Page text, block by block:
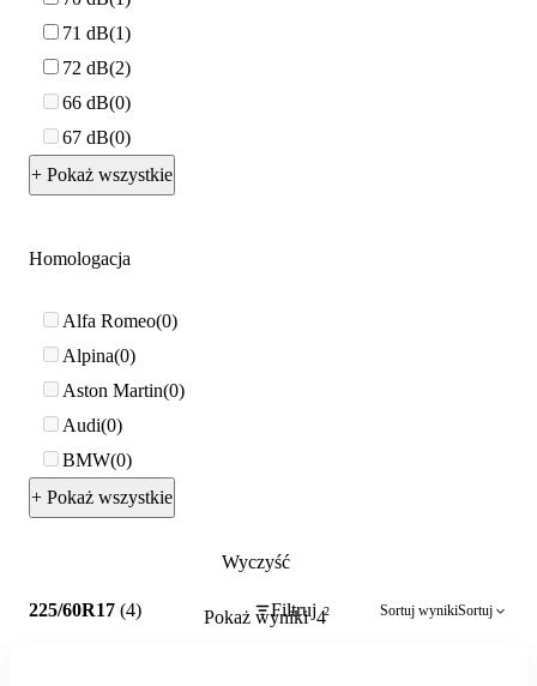
71 dB 1
72 dB 2
66 dB 0
67 dB 0
+ Pokaż wszystkie
Homologacja
Alfa Romeo 0
Alpina 0
Aston Martin 0
Audi 0
BMW 0
+ Pokaż wszystkie
Wyczyść
Pokaż wyniki 4
225/60R17 (4) Filtruj 2 Sortuj wynikiSortuj